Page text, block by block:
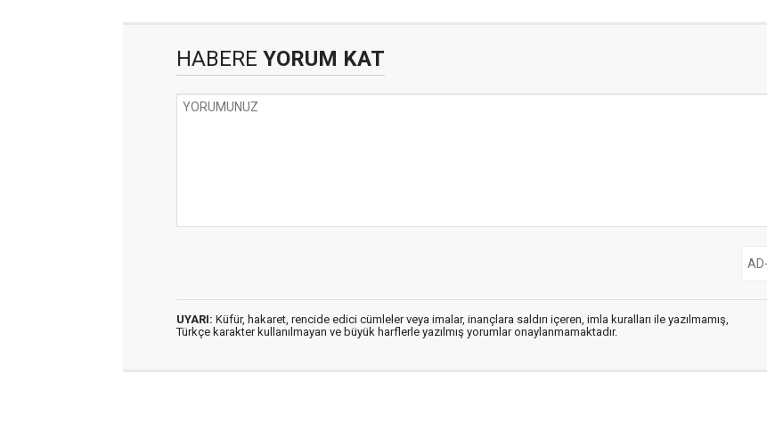
HABERE YORUM KAT
UYARI: Küfür, hakaret, rencide edici cümleler veya imalar, inançlara saldırı içeren, imla kuralları ile yazılmamış,
Türkçe karakter kullanılmayan ve büyük harflerle yazılmış yorumlar onaylanmamaktadır.